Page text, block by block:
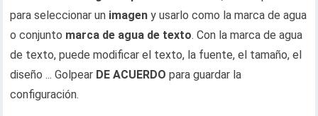
para seleccionar un imagen y usarlo como la marca de agua
o conjunto marca de agua de texto. Con la marca de agua
de texto, puede modificar el texto, la fuente, el tamaño, el
diseño ... Golpear DE ACUERDO para guardar la
configuración.